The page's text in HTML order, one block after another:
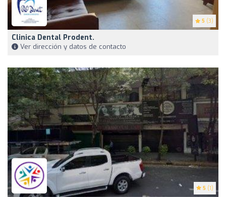
5 (3)
Clinica Dental Prodent.
Ver dirección y datos de contacto
5 (1)